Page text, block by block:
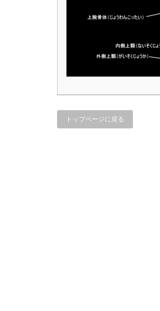
トップページに戻る